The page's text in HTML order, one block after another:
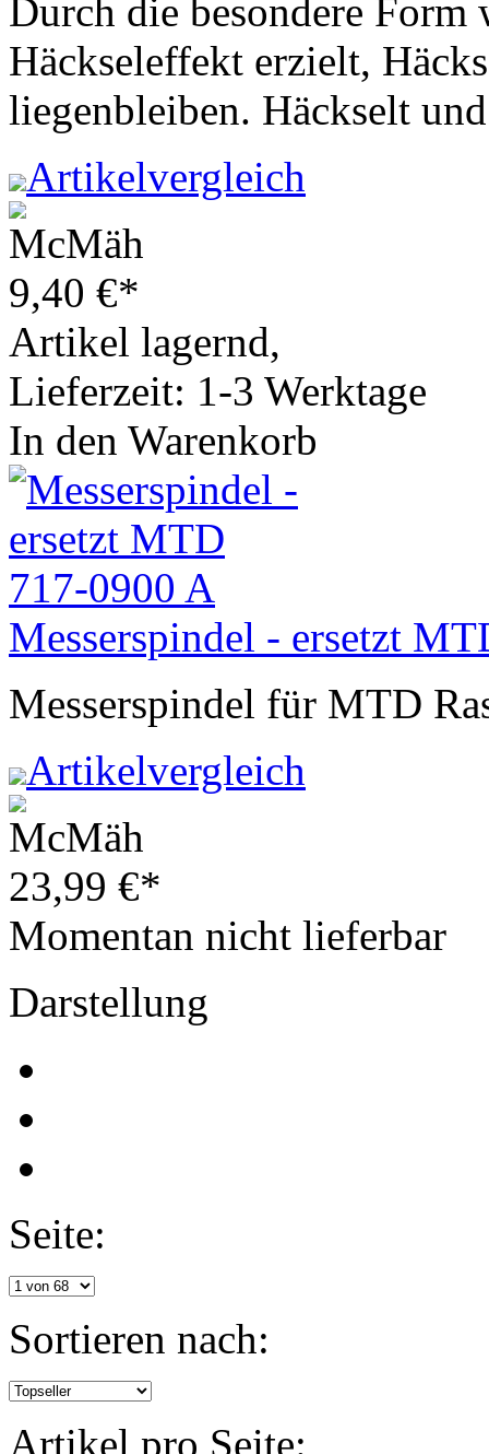
Durch die besondere
Häckseleffekt erzielt,
liegenbleiben. Häckselt
Artikelvergleich
9,40 €*
Artikel lagernd,
Lieferzeit: 1-3 Werktage
In den Warenkorb
Messerspindel - ersetzt
Messerspindel für MTD
Artikelvergleich
23,99 €*
Momentan nicht lieferbar
Darstellung
Seite:
Sortieren nach:
Artikel pro Seite: